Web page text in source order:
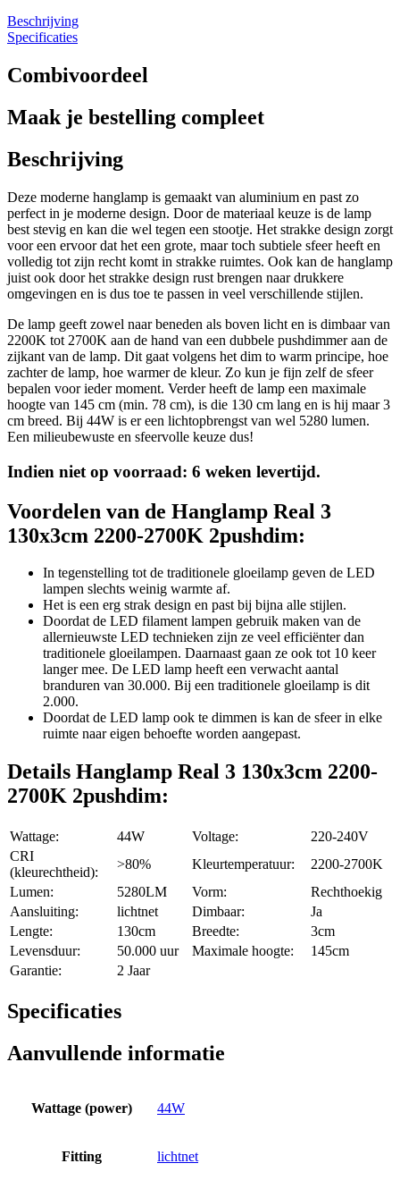
Beschrijving
Specificaties
Combivoordeel
Maak je bestelling compleet
Beschrijving
Deze moderne hanglamp is gemaakt van aluminium en past zo
perfect in je moderne design. Door de materiaal keuze is de lamp
best stevig en kan die wel tegen een stootje. Het strakke design zorgt
voor een ervoor dat het een grote, maar toch subtiele sfeer heeft en
volledig tot zijn recht komt in strakke ruimtes. Ook kan de hanglamp
juist ook door het strakke design rust brengen naar drukkere
omgevingen en is dus toe te passen in veel verschillende stijlen.
De lamp geeft zowel naar beneden als boven licht en is dimbaar van
2200K tot 2700K aan de hand van een dubbele pushdimmer aan de
zijkant van de lamp. Dit gaat volgens het dim to warm principe, hoe
zachter de lamp, hoe warmer de kleur. Zo kun je fijn zelf de sfeer
bepalen voor ieder moment. Verder heeft de lamp een maximale
hoogte van 145 cm (min. 78 cm), is die 130 cm lang en is hij maar 3
cm breed. Bij 44W is er een lichtopbrengst van wel 5280 lumen.
Een milieubewuste en sfeervolle keuze dus!
Indien niet op voorraad: 6 weken levertijd.
Voordelen van de Hanglamp Real 3
130x3cm 2200-2700K 2pushdim:
In tegenstelling tot de traditionele gloeilamp geven de LED
lampen slechts weinig warmte af.
Het is een erg strak design en past bij bijna alle stijlen.
Doordat de LED filament lampen gebruik maken van de
allernieuwste LED technieken zijn ze veel efficiënter dan
traditionele gloeilampen. Daarnaast gaan ze ook tot 10 keer
langer mee. De LED lamp heeft een verwacht aantal
branduren van 30.000. Bij een traditionele gloeilamp is dit
2.000.
Doordat de LED lamp ook te dimmen is kan de sfeer in elke
ruimte naar eigen behoefte worden aangepast.
Details Hanglamp Real 3 130x3cm 2200-
2700K 2pushdim:
Wattage: 44W Voltage:
220-240V
CRI
(kleurechtheid):
>80% Kleurtemperatuur:
2200-2700K
Lumen:
5280LM Vorm:
Rechthoekig
Aansluiting:
lichtnet Dimbaar:
Ja
Lengte:
130cm Breedte:
3cm
Levensduur:
50.000 uur Maximale hoogte:
145cm
Garantie:
2 Jaar
Specificaties
Aanvullende informatie
Wattage (power) 44W
Fitting lichtnet